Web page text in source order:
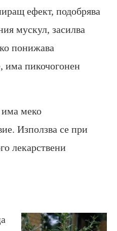
ефект, подобрява
мускул, засилва
понижава
има пикочогонен
има меко
Използва се при
лекарствени